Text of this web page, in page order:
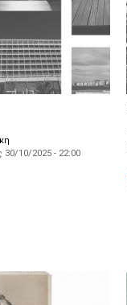
30/10/2025 - 22:00